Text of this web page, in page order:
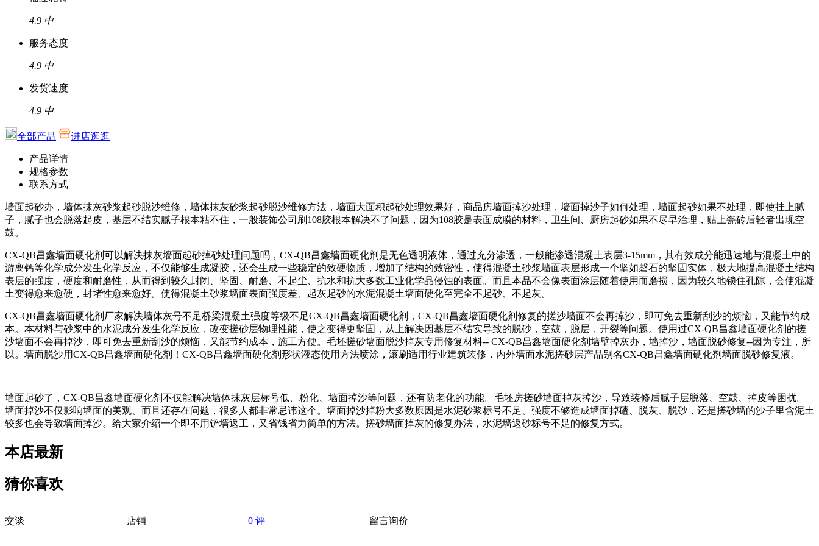
4.9 中
服务态度
4.9 中
发货速度
4.9 中
全部产品 进店逛逛
产品详情
规格参数
联系方式
墙面起砂办，墙体抹灰砂浆起砂脱沙维修，墙体抹灰砂浆起砂脱沙维修方法，墙面大面积起砂处理效果好，商品房墙面掉沙处理，墙面掉沙子如何处理，墙面起砂如果不处理，即使挂上腻
子，腻子也会脱落起皮，基层不结实腻子根本粘不住，一般装饰公司刷 108胶根本解决不了问题，因为108胶是表面成膜的材料，卫生间、厨房起砂如果不尽早治理，贴上瓷砖后轻者出现空
鼓。
CX-QB昌鑫墙面硬化剂可以解决抹灰墙面起砂掉砂处理问题吗， CX-QB昌鑫墙面硬化剂是无色透明液体，通过充分渗透，一般能渗透混凝土表层3-15mm ，其有效成分能迅速地与混凝土中的
游离钙等化学成分发生化学反应，不仅能够生成凝胶，还会生成一些稳定的致硬物质，增加了结构的致密性，使得混凝土砂浆墙面表层形成一个坚如磬石的坚固实体，极大地提高混凝土结构
表层的强度，硬度和耐磨性，从而得到较久封闭、坚固、耐磨、不起尘、抗水和抗大多数工业化学品侵蚀的表面。而且本品不会像表面涂层随着使用而磨损，因为较久地锁住孔隙，会使混凝
土变得愈来愈硬，封堵性愈来愈好。使得混凝土砂浆墙面表面强度差、起灰起砂的水泥混凝土墙面硬化至完全不起砂、不起灰。
CX-QB昌鑫墙面硬化剂厂家解决墙体灰号不足桥梁混凝土强度等级不足CX-QB昌鑫墙面硬化剂， CX-QB昌鑫墙面硬化剂修复的搓沙墙面不会再掉沙，即可免去重新刮沙的烦恼，又能节约成
本。本材料与砂浆中的水泥成分发生化学反应，改变搓砂层物理性能，使之变得更坚固，从上解决因基层不结实导致的脱砂，空鼓，脱层，开裂等问题。使用过CX-QB昌鑫墙面硬化剂的搓
沙墙面不会再掉沙，即可免去重新刮沙的烦恼，又能节约成本，施工方便。毛坯搓砂墙面脱沙掉灰专用修复材料-- CX-QB昌鑫墙面硬化剂墙壁掉灰办，墙掉沙，墙面脱砂修复--因为专注，所
以。墙面脱沙用CX-QB昌鑫墙面硬化剂！ CX-QB昌鑫墙面硬化剂形状液态使用方法喷涂，滚刷适用行业建筑装修，内外墙面水泥搓砂层产品别名CX-QB昌鑫墙面硬化剂墙面脱砂修复液。
墙面起砂了， CX-QB昌鑫墙面硬化剂不仅能解决墙体抹灰层标号低、粉化、墙面掉沙等问题，还有防老化的功能。毛坯房搓砂墙面掉灰掉沙，导致装修后腻子层脱落、空鼓、掉皮等困扰。
墙面掉沙不仅影响墙面的美观、而且还存在问题，很多人都非常忌讳这个。墙面掉沙掉粉大多数原因是水泥砂浆标号不足、强度不够造成墙面掉碴、脱灰、脱砂，还是搓砂墙的沙子里含泥土
较多也会导致墙面掉沙。给大家介绍一个即不用铲墙返工，又省钱省力简单的方法。搓砂墙面掉灰的修复办法，水泥墙返砂标号不足的修复方式。
本店最新
猜你喜欢
交谈 店铺 0 评 留言询价